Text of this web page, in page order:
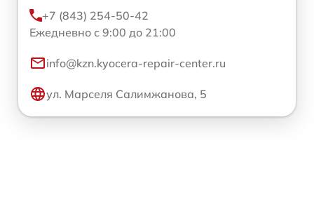
+7 (843) 254-50-42
Ежедневно с 9:00 до 21:00
info@kzn.kyocera-repair-center.ru
ул. Марселя Салимжанова, 5